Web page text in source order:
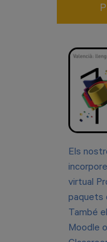
Els
virtual
paquets
També
Moodle